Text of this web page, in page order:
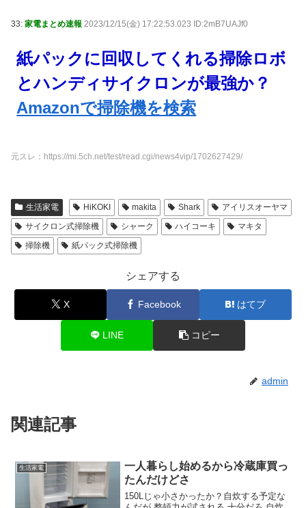
33: 家電まとめ速報 2023/12/15(金) 17:22:53.023 ID:2mB7UAJf0
紙パックに回収してくれる掃除ロボ
とハンディサイクロンが最強か？
Amazonで掃除機を検索
元スレ：https://mi.5ch.net/test/read.cgi/news4vip/1702627429/
生活家電 HiKOKI makita Shark
アイリスオーヤマ
サイクロン式掃除機
シャーク ハイコーキ
マキタ
掃除機
紙パック式掃除機
シェアする
X Facebook はてブ
LINE コピー
admin
関連記事
生活家電
一人暮らし始めるから冷蔵庫買っ
たんだけどさ
150Lじゃ小さかったか？自炊する予定な